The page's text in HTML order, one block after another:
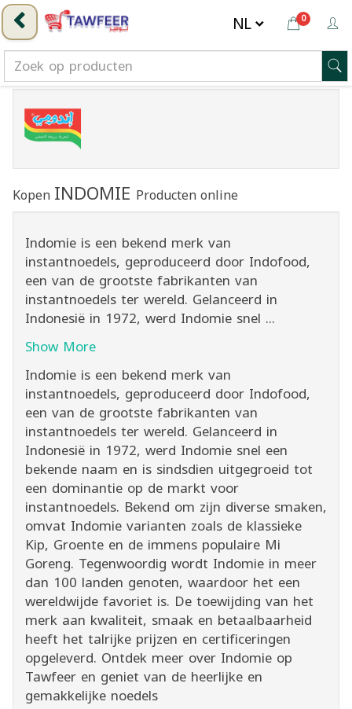
0
KopenINDOMIE Producten online
Indomie is een bekend merk van
instantnoedels, geproduceerd door Indofood,
een van de grootste fabrikanten van
instantnoedels ter wereld. Gelanceerd in
Indonesië in 1972, werd Indomie snel ...
Show More
Indomie is een bekend merk van
instantnoedels, geproduceerd door Indofood,
een van de grootste fabrikanten van
instantnoedels ter wereld. Gelanceerd in
Indonesië in 1972, werd Indomie snel een
bekende naam en is sindsdien uitgegroeid tot
een dominantie op de markt voor
instantnoedels. Bekend om zijn diverse smaken,
omvat Indomie varianten zoals de klassieke
Kip, Groente en de immens populaire Mi
Goreng. Tegenwoordig wordt Indomie in meer
dan 100 landen genoten, waardoor het een
wereldwijde favoriet is. De toewijding van het
merk aan kwaliteit, smaak en betaalbaarheid
heeft het talrijke prijzen en certificeringen
opgeleverd. Ontdek meer over Indomie op
Tawfeer en geniet van de heerlijke en
gemakkelijke noedels